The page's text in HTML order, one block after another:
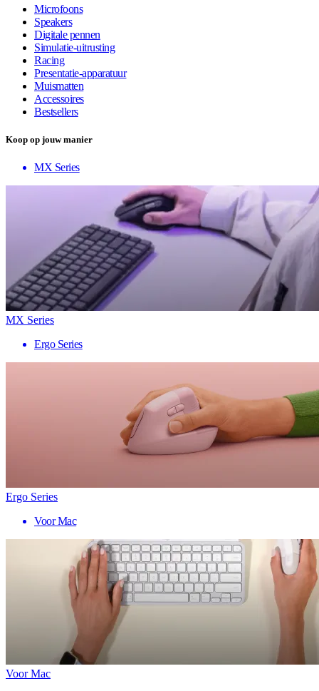
Microfoons
Speakers
Digitale pennen
Simulatie-uitrusting
Racing
Presentatie-apparatuur
Muismatten
Accessoires
Bestsellers
Koop op jouw manier
MX Series
MX Series
Ergo Series
Ergo Series
Voor Mac
Voor Mac